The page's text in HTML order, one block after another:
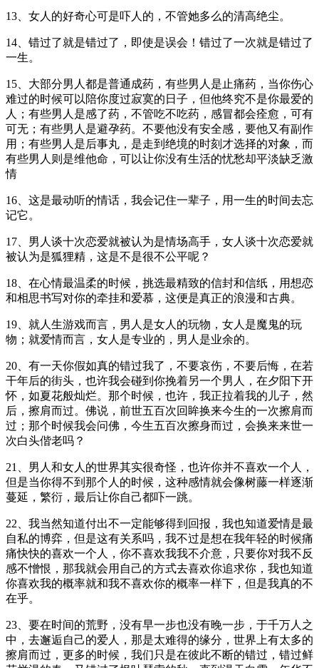
13、女人的好奇心可是吓人的，不管她多么的清高绝尘。
14、错过了就是错过了，即使是误会！错过了一次就是错过了
一生。
15、大部分男人都是普通成药，有些男人是止痛药，当你伤心
难过的时候可以陪你度过寂寞的日子，但他终究不是你最爱的
人；有些男人是感了药，不管吃不吃药，感冒都会痊愈，可有
可无；有些男人是避孕药。不要他没有安全感，要他又有副作
用；有些男人是后事丸，是走到绝境的时刻才选择的对象，而
有些男人则是维他命，可以让你没有生活的忧愁却平淡缺乏激
情
16、这是最动听的情话，我会记住一辈子，用一生的时间去忘
记它。
17、男人谈十次恋爱就被认为是情场高手，女人谈十次恋爱就
被认为是狐狸精，这是不是很不公平呢？
18、在心情最温柔的时候，挑选最精致的信封和信纸，用想恋
和相思书写对你的牵挂和爱慕，这便是真正的浪漫和古典。
19、就人生游戏而言，男人是女人的玩物，女人是魔鬼的玩
物；就爱情而言，女人是专业的，男人是业余的。
20、有一天你假如真的错过我了，不要哀伤，不要后悔，在若
干年后的街头，也许我会碰到你挽着另一个男人，在夕阳下开
怀，如夏花般灿烂。那个时候，也许，我正拉着我的儿子，然
后，擦肩而过。佛说，前世五百次回眸换来今生的一次擦肩而
过；那个时候我会问佛，今生五百次擦身而过，会换来来世一
次白头偕老吗？
21、男人和女人的世界其实很奇怪，也许你并不喜欢一个人，
但是当你得不到那个人的时候，这种感情就会像树藤一样逐渐
蔓延，繁衍，最后让你自己都吓一跳。
22、我当然知道付出不一定能够得到回报，我也知道爱情是最
自私的博弈，但是这有关系吗，我不过是想在我年轻的时候痛
痛快快的喜欢一个人，你不喜欢我我不介意，只要你对我不反
感不憎恨，那我就会用自己的方式去喜欢你追求你，我也知道
你喜欢我的概率就和我不喜欢你的概率一样下，但是我真的不
在乎。
23、要在时间的荒野，没有早一步也没有晚一步，于千万人之
中，去邂逅自己的爱人，那是太难得的缘分，世界上有太多的
擦肩而过，更多的时候，我们只是在彼此不断的错过，错过鲜